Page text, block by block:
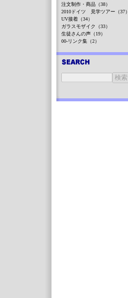
注文制作・商品（38）
2010ドイツ 見学ツアー（37）
UV接着（34）
ガラスモザイク（33）
生徒さんの声（19）
00-リンク集（2）